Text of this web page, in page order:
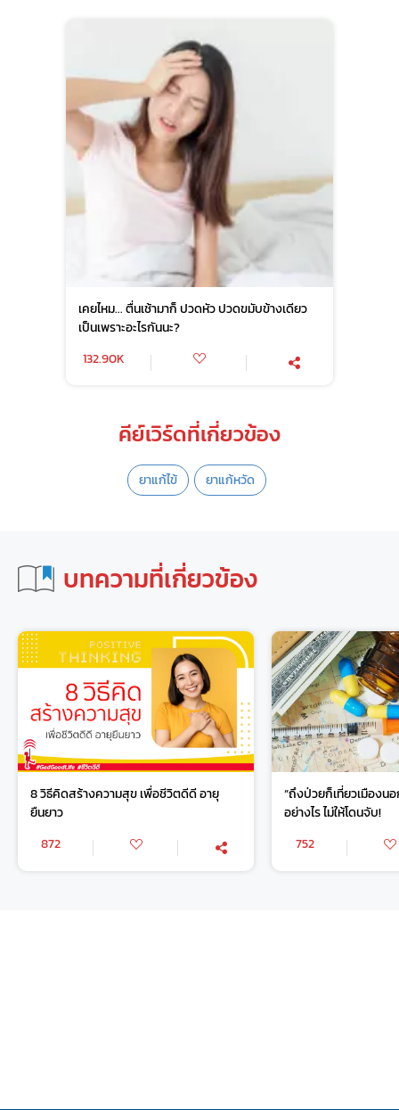
เคยไหม... ตื่นเช้ามาก็ ปวดหัว ปวดขมับข้างเดียว
เป็นเพราะอะไรกันนะ?
132.90K
คีย์เวิร์ดที่เกี่ยวข้อง
ยาแก้ไข้ ยาแก้หวัด
บทความที่เกี่ยวข้อง
8 วิธีคิดสร้างความสุข เพื่อชีวิตดีดี อายุ
ยืนยาว
872
“ถึงป่วยก็เที่ยวเมืองนอ
อย่างไร ไม่ให้โดนจับ!
752